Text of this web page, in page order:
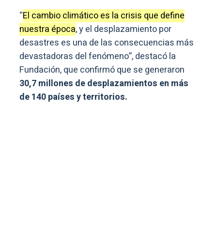
“El cambio climático es la crisis que define
nuestra época, y el desplazamiento por
desastres es una de las consecuencias más
devastadoras del fenómeno”, destacó la
Fundación, que confirmó que se generaron
30,7 millones de desplazamientos en más
de 140 países y territorios.